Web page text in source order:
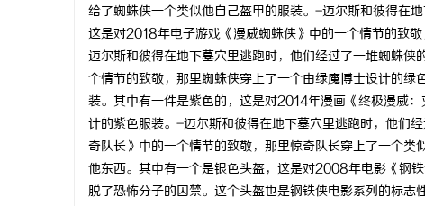
给了蜘蛛侠一个类似他自己盔甲的服装。-迈尔斯和彼得在
这是对2018年电子游戏《漫威蜘蛛侠》中的一个情节的致
迈尔斯和彼得在地下墓穴里逃跑时，他们经过了一堆蜘蛛
个情节的致敬，那里蜘蛛侠穿上了一个由绿魔博士设计的
装。其中有一件是紫色的，这是对2014年漫画《终极漫威
计的紫色服装。-迈尔斯和彼得在地下墓穴里逃跑时，他们
奇队长》中的一个情节的致敬，那里惊奇队长穿上了一个
他东西。其中有一个是银色头盔，这是对2008年电影《钢
脱了恐怖分子的囚禁。这个头盔也是钢铁侠电影系列的标志
武汉配眼镜 上海配眼镜